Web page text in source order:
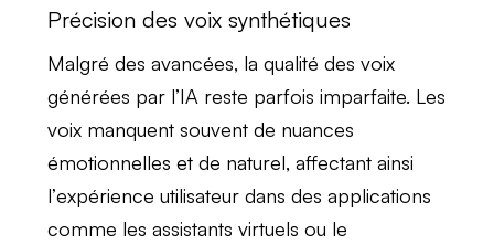
Précision des voix synthétiques
Malgré des avancées, la qualité des voix
générées par l’IA reste parfois imparfaite. Les
voix manquent souvent de nuances
émotionnelles et de naturel, affectant ainsi
l’expérience utilisateurdans des applications
comme les assistants virtuels ou le